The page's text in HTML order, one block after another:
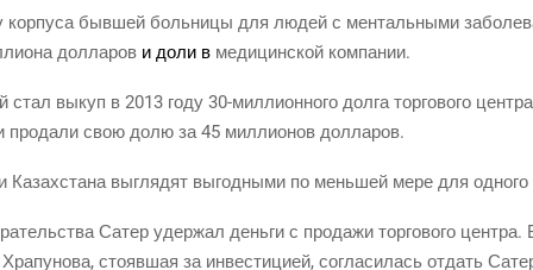
кор­пу­са быв­шей боль­ни­цы для людей с мен­таль­ны­ми
дол­ла­ров и доли в меди­цин­ской компании.
выкуп в 2013 году 30-мил­ли­он­но­го дол­га тор­го­во­го
про­да­ли свою долю за 45 мил­ли­о­нов долларов.
выгля­дят выгод­ны­ми по мень­шей мере для одно­го
Сатер удер­жал день­ги с про­да­жи тор­го­во­го
сто­яв­шая за инве­сти­ци­ей, согла­си­лась отдать